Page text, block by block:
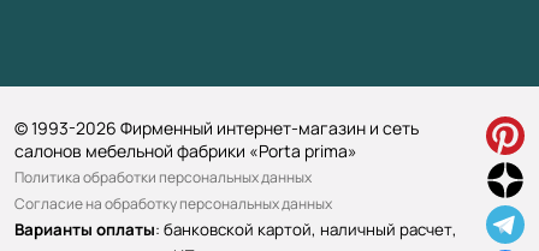
© 1993-2026 Фирменный интернет-магазин и сеть
салонов мебельной фабрики «Porta prima»
Политика обработки персональных данных
Согласие на обработку персональных данных
Варианты оплаты: банковской картой, наличный расчет,